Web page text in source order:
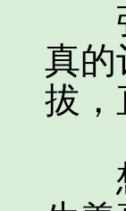
张
真的
拔，
想